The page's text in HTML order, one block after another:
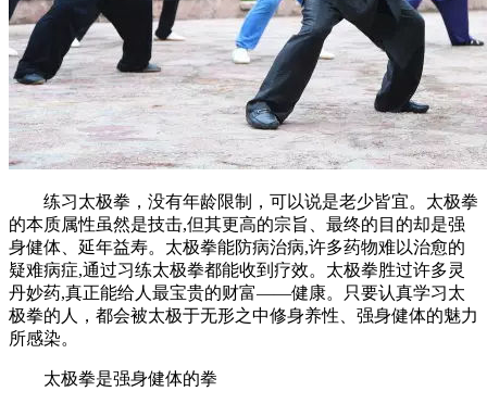
练习太极拳，没有年龄限制，可以说是老少皆宜。太极拳
的本质属性虽然是技击,但其更高的宗旨、最终的目的却是强
身健体、延年益寿。太极拳能防病治病,许多药物难以治愈的
疑难病症,通过习练太极拳都能收到疗效。太极拳胜过许多灵
丹妙药,真正能给人最宝贵的财富——健康。只要认真学习太
极拳的人，都会被太极于无形之中修身养性、强身健体的魅力
所感染。
太极拳是强身健体的拳